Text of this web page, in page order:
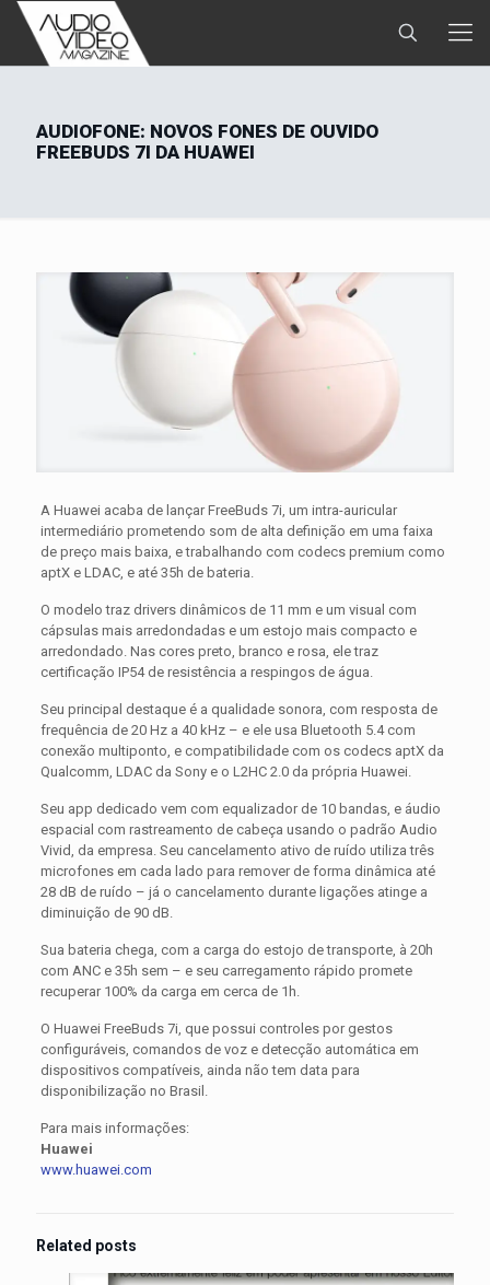
AUDIOFONE: NOVOS FONES DE OUVIDO
FREEBUDS 7I DA HUAWEI
A Huawei acaba de lançar FreeBuds 7i, um intra-auricular
intermediário prometendo som de alta definição em uma faixa
de preço mais baixa, e trabalhando com codecs premium como
aptX e LDAC, e até 35h de bateria.
O modelo traz drivers dinâmicos de 11 mm e um visual com
cápsulas mais arredondadas e um estojo mais compacto e
arredondado. Nas cores preto, branco e rosa, ele traz
certificação IP54 de resistência a respingos de água.
Seu principal destaque é a qualidade sonora, com resposta de
frequência de 20 Hz a 40 kHz – e ele usa Bluetooth 5.4 com
conexão multiponto, e compatibilidade com os codecs aptX da
Qualcomm, LDAC da Sony e o L2HC 2.0 da própria Huawei.
Seu app dedicado vem com equalizador de 10 bandas, e áudio
espacial com rastreamento de cabeça usando o padrão Audio
Vivid, da empresa. Seu cancelamento ativo de ruído utiliza três
microfones em cada lado para remover de forma dinâmica até
28 dB de ruído – já o cancelamento durante ligações atinge a
diminuição de 90 dB.
Sua bateria chega, com a carga do estojo de transporte, à 20h
com ANC e 35h sem – e seu carregamento rápido promete
recuperar 100% da carga em cerca de 1h.
O Huawei FreeBuds 7i, que possui controles por gestos
configuráveis, comandos de voz e detecção automática em
dispositivos compatíveis, ainda não tem data para
disponibilização no Brasil.
Para mais informações:
Huawei
www.huawei.com
Related posts